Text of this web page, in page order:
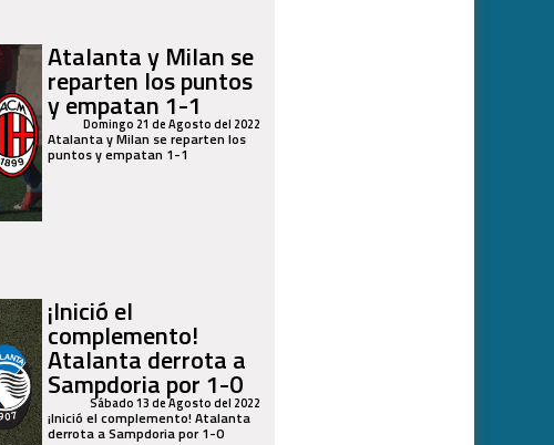
Atalanta y Milan se
reparten los puntos
y empatan 1-1
Domingo 21 de Agosto del 2022
Atalanta y Milan se reparten los
puntos y empatan 1-1
¡Inició el
complemento!
Atalanta derrota a
Sampdoria por 1-0
Sábado 13 de Agosto del 2022
¡Inició el complemento! Atalanta
derrota a Sampdoria por 1-0